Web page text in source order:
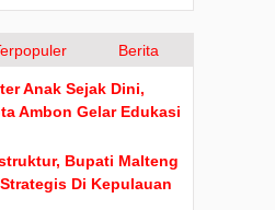
Berita
Anak Sejak Dini,
Ambon Gelar Edukasi
Bupati Malteng
Di Kepulauan